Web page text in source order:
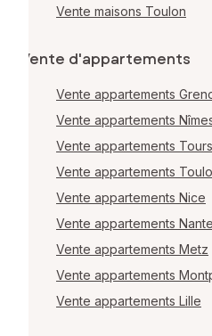
Vente maisons Toulon
Vente d'appartements
Vente appartements
Vente appartements
Vente appartements Tours
Vente appartements
Vente appartements Nice
Vente appartements
Vente appartements Metz
Vente appartements
Vente appartements Lille